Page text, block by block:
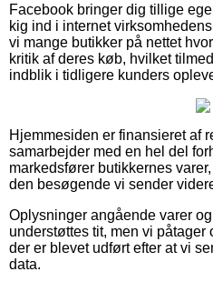
Facebook bringer dig tillige
kig ind i internet
vi mange butikker på nettet
kritik af deres køb, hvilket
indblik i tidligere kunders
Hjemmesiden er finansieret af
samarbejder med en hel del
markedsfører butikkernes
den besøgende vi sender
Oplysninger angående varer
understøttes tit, men vi påtager
der er blevet udført efter at vi
data.